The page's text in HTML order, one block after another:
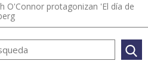
O'Connor protagonizan 'El día de